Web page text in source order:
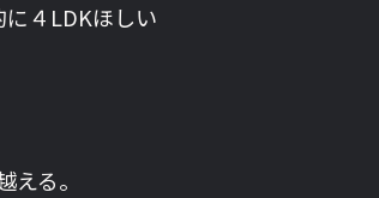
４LDKほしい
る。